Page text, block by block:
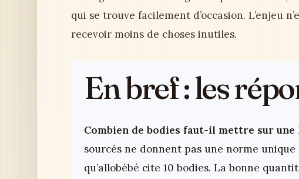
qui se trouve facilement d’occasion. L’enjeu
recevoir moins de choses inutiles.
En bref : les
Combien de bodies faut-il mettre sur une
sourcés ne donnent pas une norme
qu’allobébé cite 10 bodies. La bonne